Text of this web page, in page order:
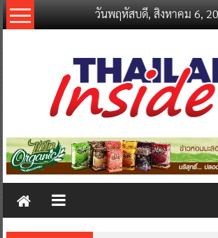
Skip
to
วันพฤหัสบดี, สิงหาคม 6,
thailandinsidenew.com
Thailand
New